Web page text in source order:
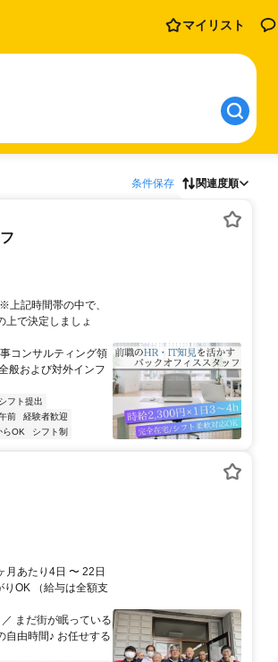
マイリスト
条件保存 関連度順
記時間帯の中で、
で決定しましょ
コンサルティング領
般および対外インフ
フト提出
前
経験者歓迎
らOK シフト制
月あたり4日 〜 22日
OK （給与は全額支
まだ街が眠っている
自由時間♪ お任せする